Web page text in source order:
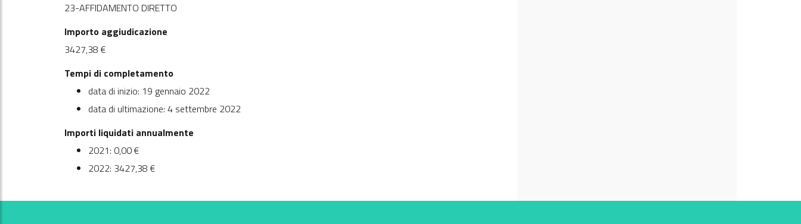
23-AFFIDAMENTO DIRETTO
Importo aggiudicazione
3427,38 €
Tempi di completamento
data di inizio: 19 gennaio 2022
data di ultimazione: 4 settembre 2022
Importi liquidati annualmente
2021: 0,00 €
2022: 3427,38 €